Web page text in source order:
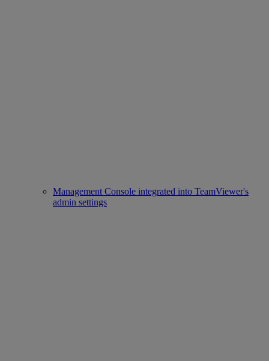
Management Console integrated into TeamViewer's
admin settings